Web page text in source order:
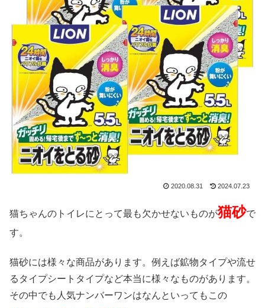
2020.08.31 2024.07.23
猫ちゃんのトイレにとって最も欠かせないものが猫砂で
す。
猫砂には様々な商品があります。例えば鉱物タイプや流せ
るタイプシートタイプなど本当に様々なものがあります。
その中でも人気ナンバーワンはなんといってもこの